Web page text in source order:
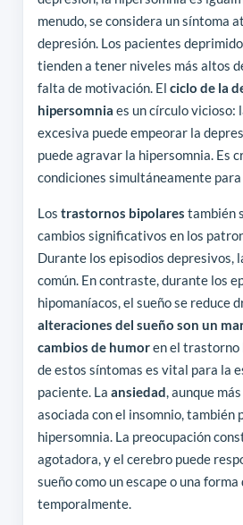
menudo, se considera un síntoma
depresión. Los pacientes
tienden a tener niveles más altos
falta de motivación. El ciclo de la
hipersomnia es un círculo vicioso:
excesiva puede empeorar la
puede agravar la hipersomnia. Es
condiciones simultáneamente
Los trastornos bipolares también
cambios significativos en los
Durante los episodios depresivos,
común. En contraste, durante los
hipomaníacos, el sueño se reduce
alteraciones del sueño son un
cambios de humoren el trastorno
de estos síntomas es vital para la
paciente. La ansiedad, aunque
asociada con el insomnio, también
hipersomnia. La preocupación
agotadora, y el cerebro puede
sueño como un escape o una forma
temporalmente.